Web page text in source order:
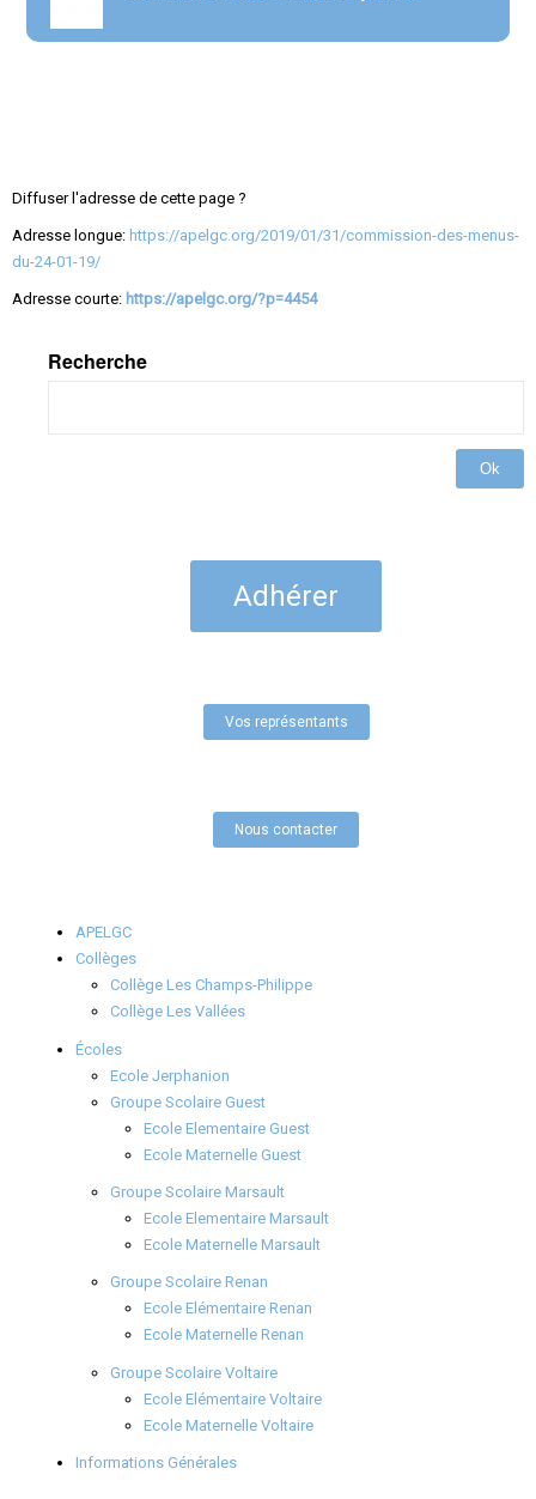
Diffuser l'adresse de cette page ?
Adresse longue: https://apelgc.org/2019/01/31/commission-des-menus-
du-24-01-19/
Adresse courte: https://apelgc.org/?p=4454
Recherche
Ok
Adhérer
Vos représentants
Nous contacter
APELGC
Collèges
Collège Les Champs-Philippe
Collège Les Vallées
Écoles
Ecole Jerphanion
Groupe Scolaire Guest
Ecole Elementaire Guest
Ecole Maternelle Guest
Groupe Scolaire Marsault
Ecole Elementaire Marsault
Ecole Maternelle Marsault
Groupe Scolaire Renan
Ecole Elémentaire Renan
Ecole Maternelle Renan
Groupe Scolaire Voltaire
Ecole Elémentaire Voltaire
Ecole Maternelle Voltaire
Informations Générales